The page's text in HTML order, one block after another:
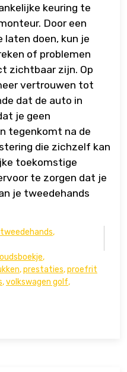
keuring te
Door een
doen, kun je
of problemen
zichtbaar zijn. Op
vertrouwen tot
dat de auto in
je geen
tegenkomt na de
die zichzelf kan
toekomstige
te zorgen dat je
je tweedehands
tweedehands,
,
,prestaties,proefrit
,volkswagen golf,